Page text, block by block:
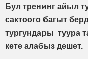
Бул тренинг айыл
сактоого багыт
тургундары туура
кете алабыз дешет.